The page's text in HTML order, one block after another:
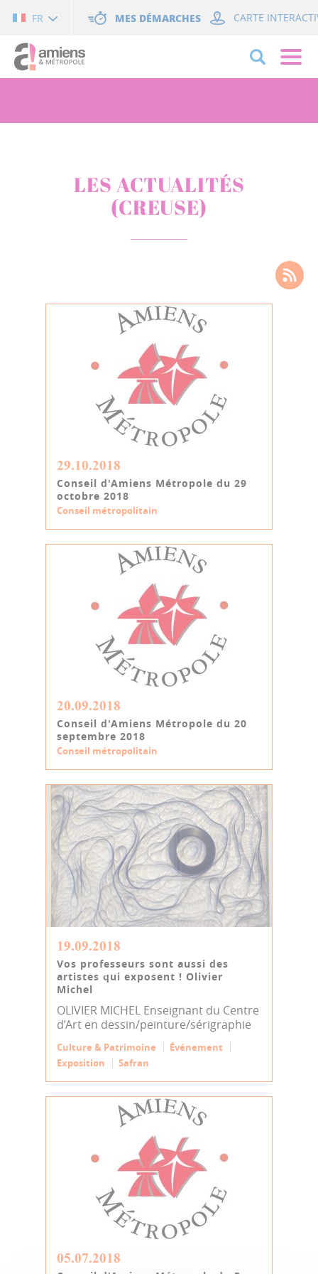
FR MES DÉMARCHES CARTE
LES ACTUALITÉS
(CREUSE)
29.10.2018
Conseil d'Amiens Métropole du 29
octobre 2018
Conseil métropolitain
20.09.2018
Conseil d'Amiens Métropole du 20
septembre 2018
Conseil métropolitain
19.09.2018
Vos professeurs sont aussi des
artistes qui exposent ! Olivier
Michel
OLIVIER MICHEL Enseignant du Centre
d’Art en dessin/peinture/sérigraphie
Culture & Patrimoine
Événement
Exposition
Safran
05.07.2018